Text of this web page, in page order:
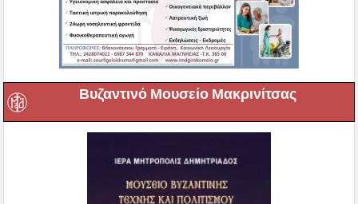
Βυζαντινό Μουσείο Μακρινίτσας